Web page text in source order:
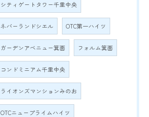
シティゲートタワー千里中央
ネバーランドシエル OTC第一ハイツ
ガーデンアベニュー箕面 フォルム箕面
コンドミニアム千里中央
ライオンズマンションみのお
OTCニュープライムハイツ